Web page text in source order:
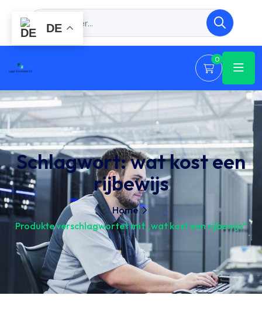
0
Schlagwort:wat kost een
rijbewijs
Home
Produkte verschlagwortet mit „wat kost een rijbewijs“
DE